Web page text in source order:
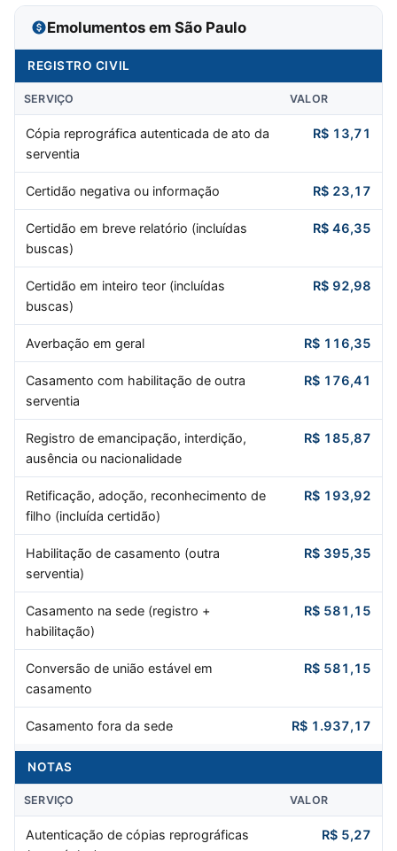
Emolumentos em São Paulo
REGISTRO CIVIL
SERVIÇO VALOR
Cópia reprográfica autenticada de ato da
serventia
R$ 13,71
Certidão negativa ou informação R$ 23,17
Certidão em breve relatório (incluídas
buscas)
R$ 46,35
Certidão em inteiro teor (incluídas
buscas)
R$ 92,98
Averbação em geral R$ 116,35
Casamento com habilitação de outra
serventia
R$ 176,41
Registro de emancipação, interdição,
ausência ou nacionalidade
R$ 185,87
Retificação, adoção, reconhecimento de
filho (incluída certidão)
R$ 193,92
Habilitação de casamento (outra
serventia)
R$ 395,35
Casamento na sede (registro +
habilitação)
R$ 581,15
Conversão de união estável em
casamento
R$ 581,15
Casamento fora da sede R$ 1.937,17
NOTAS
SERVIÇO VALOR
Autenticação de cópias reprográficas
R$ 5,27